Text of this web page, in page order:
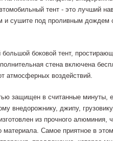
тент - это лучший
и сушите под проливным дождем
боковой тент,
стена включена
атмосферных воздействий.
защищен в считанные минуты,
внедорожнику, джипу,
из прочного алюминия,
материала. Самое приятное в